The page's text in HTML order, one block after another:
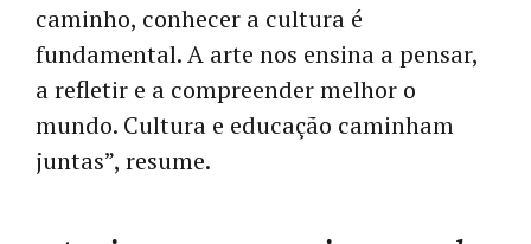
caminho, conhecer a cultura é
fundamental. A arte nos ensina a pensar,
a refletir e a compreender melhor o
mundo. Cultura e educação caminham
juntas”, resume.